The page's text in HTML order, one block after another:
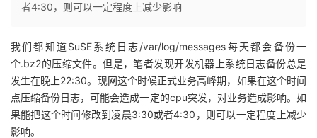
页
开
发
者
者4:30，则可以一定程度上减少影响
我们都知道SuSE系统日志/var/log/messages每天都会备份一
个.bz2的压缩文件。但是，笔者发现开发机器上系统日志备份总是
发生在晚上22:30。现网这个时候正式业务高峰期，如果在这个时间
点压缩备份日志，可能会造成一定的cpu突发，对业务造成影响。如
果能把这个时间修改到凌晨3:30或者4:30，则可以一定程度上减少
影响。